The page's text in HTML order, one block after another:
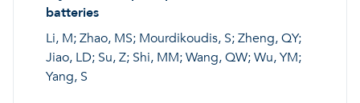
batteries
Li, M; Zhao, MS; Mourdikoudis, S; Zheng, QY;
Jiao, LD; Su, Z; Shi, MM; Wang, QW; Wu, YM;
Yang, S